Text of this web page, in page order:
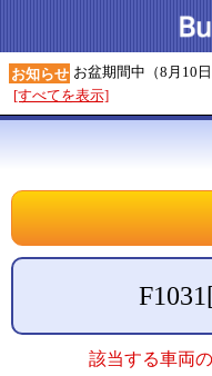
お知らせ お盆期間中（8月10
[すべてを表示]
F1031
該当する車両